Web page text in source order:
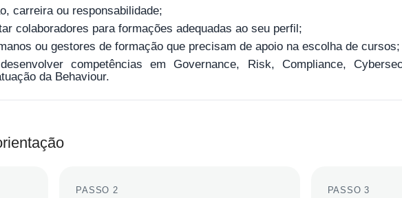
carreira ou responsabilidade;
colaboradores para formações adequadas ao seu perfil;
ou gestores de formação que precisam de apoio na escolha de cursos;
competências em Governance, Risk, Compliance,
da Behaviour.
PASSO 2 PASSO 3